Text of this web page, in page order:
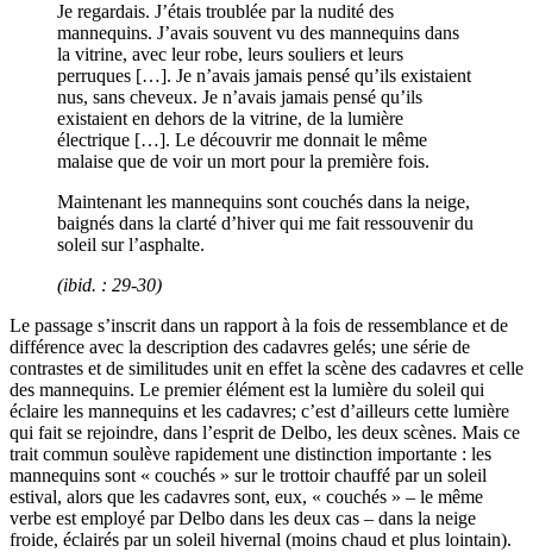
Je regardais. J’étais troublée par la nudité des
mannequins. J’avais souvent vu des mannequins dans
la vitrine, avec leur robe, leurs souliers et leurs
perruques […]. Je n’avais jamais pensé qu’ils existaient
nus, sans cheveux. Je n’avais jamais pensé qu’ils
existaient en dehors de la vitrine, de la lumière
électrique […]. Le découvrir me donnait le même
malaise que de voir un mort pour la première fois.
Maintenant les mannequins sont couchés dans la neige,
baignés dans la clarté d’hiver qui me fait ressouvenir du
soleil sur l’asphalte.
(ibid. : 29-30)
Le passage s’inscrit dans un rapport à la fois de ressemblance et de
différence avec la description des cadavres gelés; une série de
contrastes et de similitudes unit en effet la scène des cadavres et celle
des mannequins. Le premier élément est la lumière du soleil qui
éclaire les mannequins et les cadavres; c’est d’ailleurs cette lumière
qui fait se rejoindre, dans l’esprit de Delbo, les deux scènes. Mais ce
trait commun soulève rapidement une distinction importante : les
mannequins sont « couchés » sur le trottoir chauffé par un soleil
estival, alors que les cadavres sont, eux, « couchés » – le même
verbe est employé par Delbo dans les deux cas – dans la neige
froide, éclairés par un soleil hivernal (moins chaud et plus lointain).